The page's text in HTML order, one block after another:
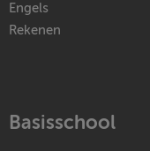
Engels
Rekenen
Basisschool